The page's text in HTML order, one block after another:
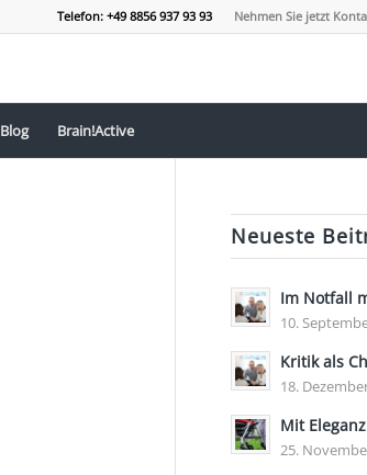
Nehmen Sie jetzt
Telefon: +49 8856 937 93 93
Blog Brain!Active
Neueste
Im Notfall
10.
Kritik als
18.
Mit
25.